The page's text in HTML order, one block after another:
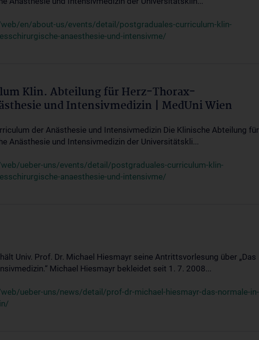
en/about-us/events/detail/postgraduales-curriculum-klin-
anaesthesie-und-intensivme/
Klin. Abteilung für Herz-Thorax-
und Intensivmedizin | MedUni Wien
der Anästhesie und Intensivmedizin Die Klinische Abteilung für
Anästhesie und Intensivmedizin der Universitätskli...
ueber-uns/events/detail/postgraduales-curriculum-klin-
anaesthesie-und-intensivme/
Univ. Prof. Dr. Michael Hiesmayr seine Antrittsvorlesung über „Das
Michael Hiesmayr bekleidet seit 1. 7. 2008...
ueber-uns/news/detail/prof-dr-michael-hiesmayr-das-normale-in-